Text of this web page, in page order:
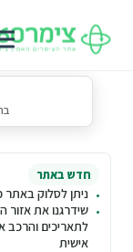
חדש באתר
ניתן לסלוק באתר
שידרגנו את אזור
לתאריכים והרכב
אישית